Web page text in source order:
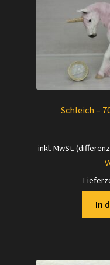
Schleich –
inkl. MwSt.
In